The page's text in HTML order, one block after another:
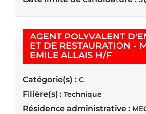
AGENT POLYVALENT
ET DE RESTAURATION -
EMILE ALLAIS H/F
Catégorie(s) : C
Filière(s) : Technique
Résidence administrative :